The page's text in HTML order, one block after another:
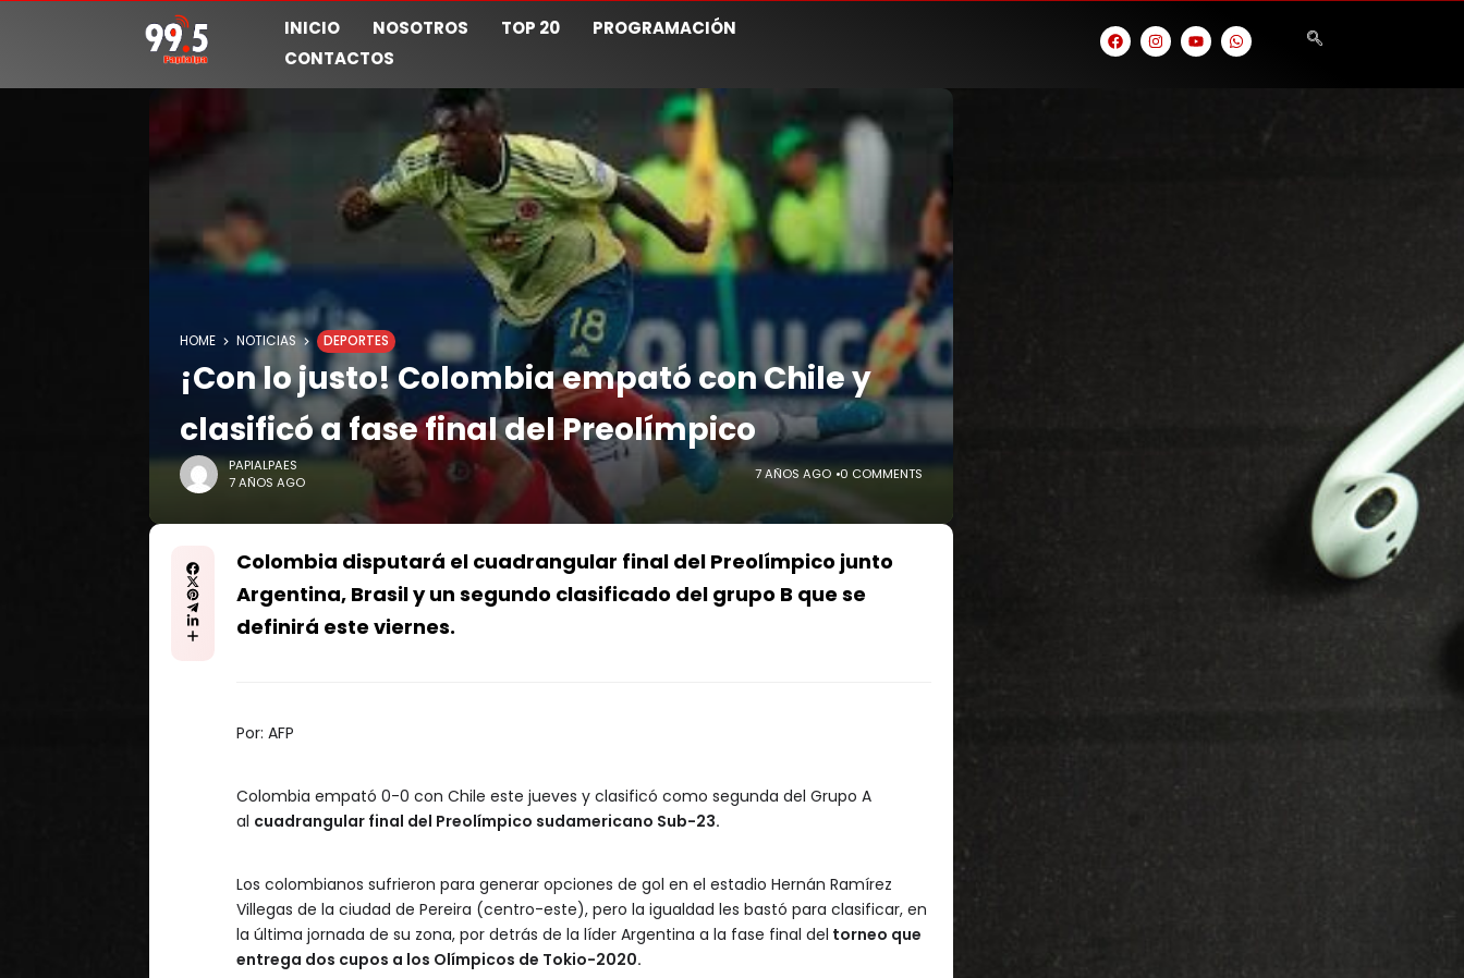
INICIO NOSOTROS TOP 20
PROGRAMACIÓN
CONTACTOS
HOME NOTICIAS DEPORTES
¡Con lo justo! Colombia empató con Chile y
clasificó a fase final del Preolímpico
PAPIALPAES
7 AÑOS AGO
7 AÑOS AGO 0 COMMENTS
Colombia disputará el cuadrangular final del Preolímpico junto
Argentina, Brasil y un segundo clasificado del grupo B que se
definirá este viernes.
Por: AFP
Colombia empató 0-0 con Chile este jueves y clasificó como segunda del Grupo A
al cuadrangular final del Preolímpico sudamericano Sub-23.
Los colombianos sufrieron para generar opciones de gol en el estadio Hernán Ramírez
Villegas de la ciudad de Pereira (centro-este), pero la igualdad les bastó para clasificar, en
la última jornada de su zona, por detrás de la líder Argentina a la fase final del torneo que
entrega dos cupos a los Olímpicos de Tokio-2020.